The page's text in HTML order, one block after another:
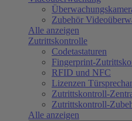
Zubehör
Alle anzeigen
Zutrittskontrolle
Codetastaturen
Fingerprint-
RFID und NFC
Lizenzen
Zutrittskontroll-
Zutrittskontroll-
Alle anzeigen